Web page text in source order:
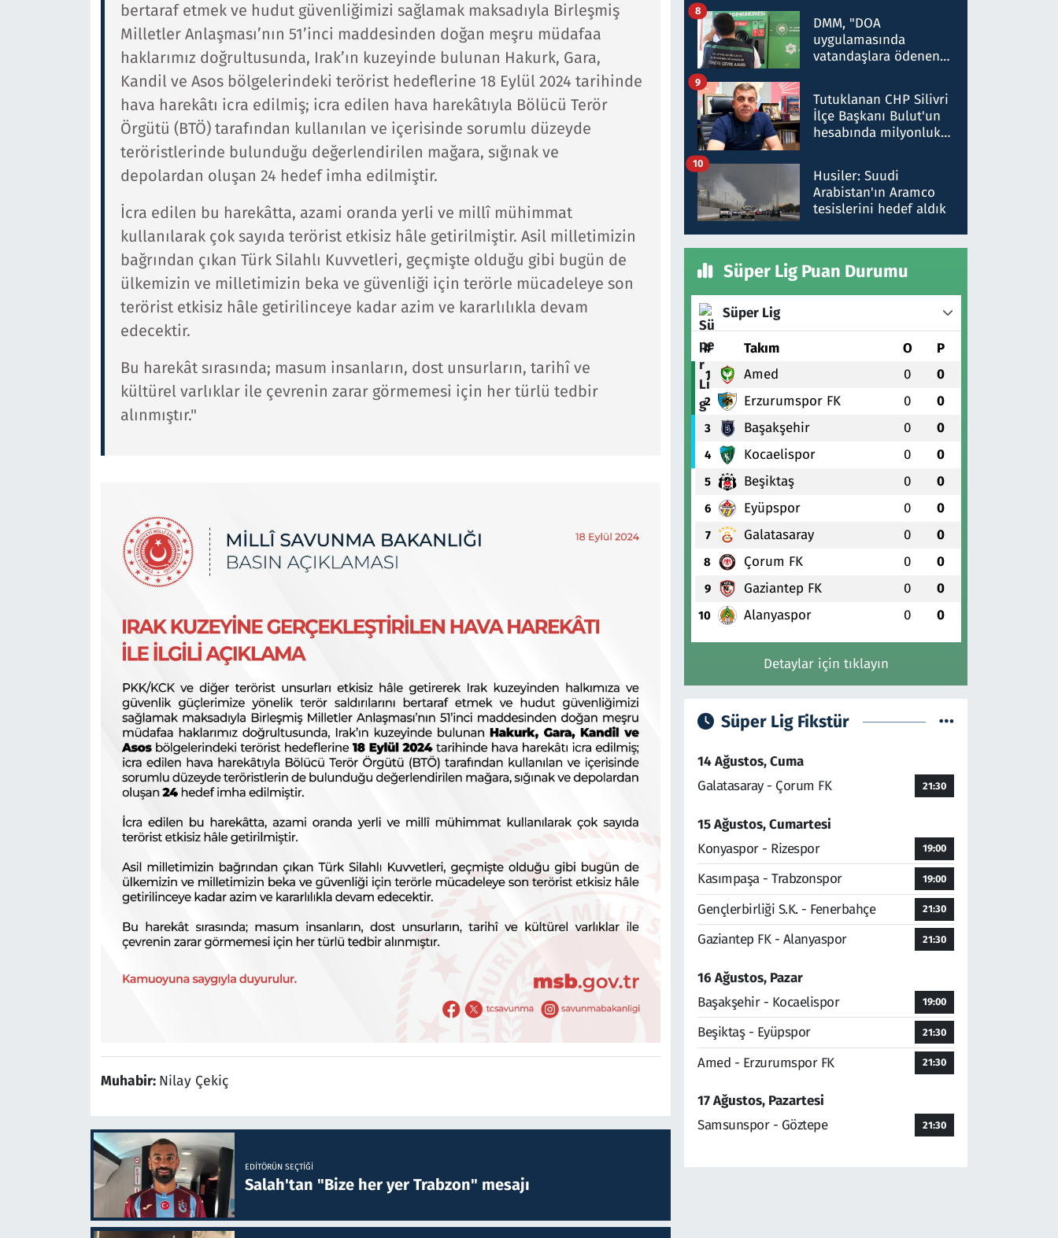
bertaraf etmek ve hudut güvenliğimizi sağlamak maksadıyla Birleşmiş
Milletler Anlaşması’nın 51’inci maddesinden doğan meşru müdafaa
haklarımız doğrultusunda, Irak’ın kuzeyinde bulunan Hakurk, Gara,
Kandil ve Asos bölgelerindeki terörist hedeflerine 18 Eylül 2024 tarihinde
hava harekâtı icra edilmiş; icra edilen hava harekâtıyla Bölücü Terör
Örgütü (BTÖ) tarafından kullanılan ve içerisinde sorumlu düzeyde
teröristlerinde bulunduğu değerlendirilen mağara, sığınak ve
depolardan oluşan 24 hedef imha edilmiştir.
İcra edilen bu harekâtta, azami oranda yerli ve millî mühimmat
kullanılarak çok sayıda terörist etkisiz hâle getirilmiştir. Asil milletimizin
bağrından çıkan Türk Silahlı Kuvvetleri, geçmişte olduğu gibi bugün de
ülkemizin ve milletimizin beka ve güvenliği için terörle mücadeleye son
terörist etkisiz hâle getirilinceye kadar azim ve kararlılıkla devam
edecektir.
Bu harekât sırasında; masum insanların, dost unsurların, tarihî ve
kültürel varlıklar ile çevrenin zarar görmemesi için her türlü tedbir
alınmıştır."
Muhabir: Nilay Çekiç
EDITÖRÜN SEÇTIĞI
Salah'tan "Bize her yer Trabzon" mesajı
DMM, "DOA
uygulamasında
vatandaşlara ödenen
düşürüldüğü" iddiasını
yalanladı
8
Tutuklanan CHP Silivri
İlçe Başkanı Bulut'un
hesabında milyonluk
talimat verdi, ben
gönderdim
9
Husiler: Suudi
Arabistan'ın Aramco
tesislerini hedef aldık
10
Süper Lig Puan Durumu
Süper Lig
# Takım O P
1 Amed 0 0
2 Erzurumspor FK 0 0
3 Başakşehir 0 0
4 Kocaelispor 0 0
5 Beşiktaş 0 0
6 Eyüpspor 0 0
7 Galatasaray 0 0
8 Çorum FK 0 0
9 Gaziantep FK 0 0
10 Alanyaspor 0 0
Detaylar için tıklayın
Süper Lig Fikstür
14 Ağustos, Cuma
Galatasaray - Çorum FK
21:30
15 Ağustos, Cumartesi
Konyaspor - Rizespor
19:00
Kasımpaşa - Trabzonspor 19:00
Gençlerbirliği S.K. - Fenerbahçe 21:30
Gaziantep FK - Alanyaspor 21:30
16 Ağustos, Pazar
Başakşehir - Kocaelispor
19:00
Beşiktaş - Eyüpspor 21:30
Amed - Erzurumspor FK 21:30
17 Ağustos, Pazartesi
Samsunspor - Göztepe
21:30